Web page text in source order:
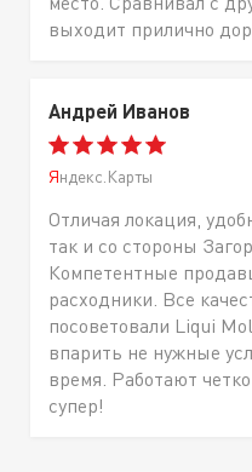
выходит прилично
Андрей Иванов
Яндекс.Карты
Отличая локация,
так и со стороны
Компетентные
расходники. Все
посоветовали Liqui
впарить не нужные
время. Работают
супер!